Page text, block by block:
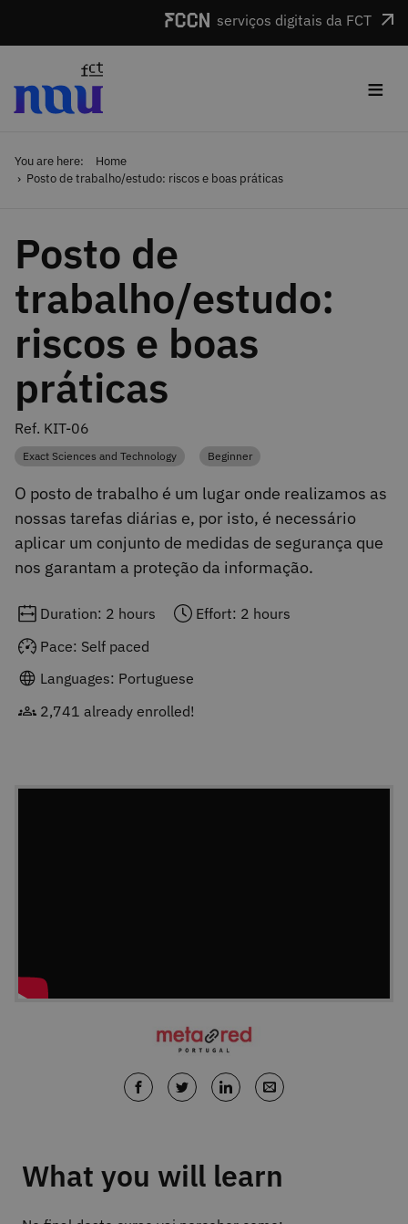
serviços digitais da FCT
≡
You are here:
Home
Posto de trabalho/estudo: riscos e boas práticas
Posto de
trabalho/estudo:
riscos e boas
práticas
Ref. KIT-06
Category
Exact Sciences and Technology Category
Beginner
O posto de trabalho é um lugar onde realizamos as
nossas tarefas diárias e, por isto, é necessário
aplicar um conjunto de medidas de segurança que
nos garantam a proteção da informação.
Duration: 2 hours
Effort: 2 hours
Pace: Self paced
Languages: Portuguese
2,741 already enrolled!
What you will learn